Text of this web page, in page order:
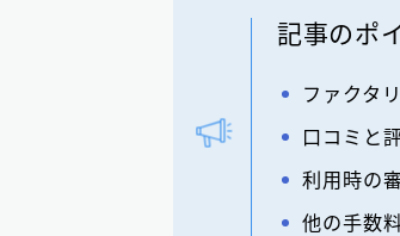
記事のポ
ファクタ
口コミと
利用時の
他の手数